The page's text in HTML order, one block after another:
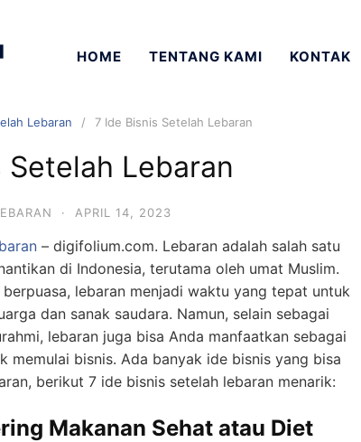
HOME TENTANG KAMI KONTAK
Lebaran 7 Ide Bisnis Setelah Lebaran
Setelah Lebaran
· APRIL 14, 2023
– digifolium.com. Lebaran adalah salah satu
di Indonesia, terutama oleh umat Muslim.
berpuasa, lebaran menjadi waktu yang tepat untuk
dan sanak saudara. Namun, selain sebagai
lebaran juga bisa Anda manfaatkan sebagai
memulai bisnis. Ada banyak ide bisnis yang bisa
berikut 7 ide bisnis setelah lebaran menarik:
Makanan Sehat atau Diet